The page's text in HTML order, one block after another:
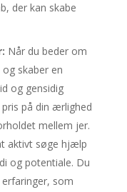
der kan skabe
Når du beder om
skaber en
og gensidig
på din ærlighed
mellem jer.
aktivt søge hjælp
og potentiale. Du
som